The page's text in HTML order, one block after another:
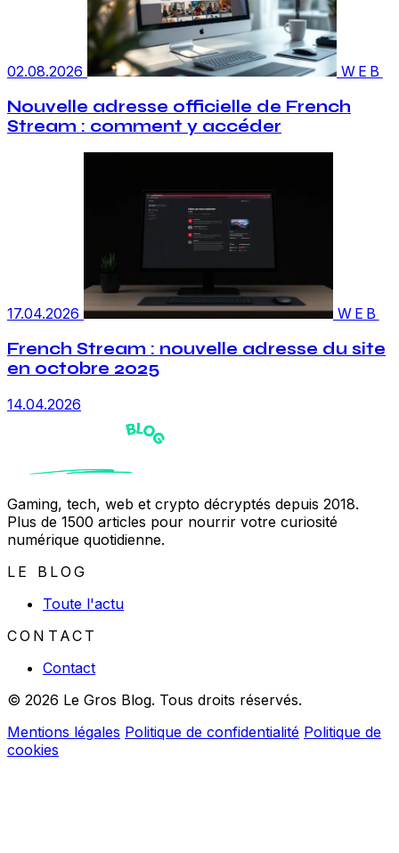
02.08.2026 WEB
Nouvelle adresse officielle de French
Stream : comment y accéder
17.04.2026 WEB
French Stream : nouvelle adresse du site
en octobre 2025
14.04.2026
Gaming, tech, web et crypto décryptés depuis 2018.
Plus de 1500 articles pour nourrir votre curiosité
numérique quotidienne.
LE BLOG
Toute l'actu
CONTACT
Contact
© 2026 Le Gros Blog. Tous droits réservés.
Mentions légales Politique de confidentialité Politique de
cookies